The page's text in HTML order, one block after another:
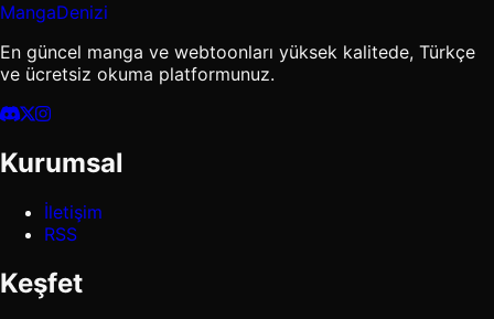
MangaDenizi
En güncel manga ve webtoonları yüksek kalitede, Türkçe
ve ücretsiz okuma platformunuz.
Kurumsal
İletişim
RSS
Keşfet